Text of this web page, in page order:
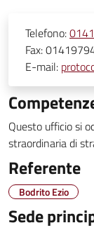
Telefono:
Fax:
E-mail:
Questo ufficio si
straordinaria di
Referente
Bodrito Ezio
Sede